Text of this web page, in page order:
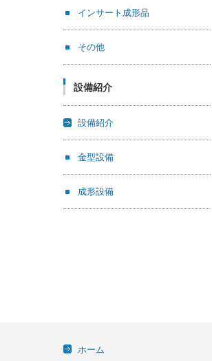
インサート成形品
その他
設備紹介
設備紹介
金型設備
成形設備
ホーム